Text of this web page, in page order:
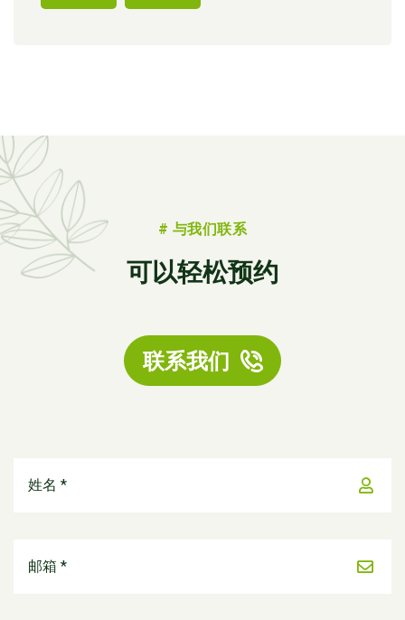
# 与我们联系
可以轻松预约
联系我们